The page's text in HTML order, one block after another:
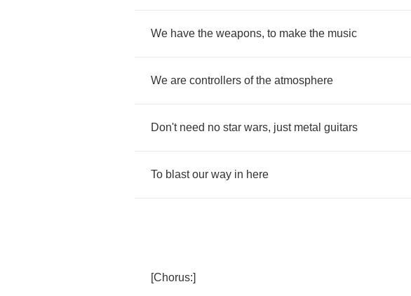
We have the weapons, to make the music
We are controllers of the atmosphere
Don't need no star wars, just metal guitars
To blast our way in here
[Chorus:]